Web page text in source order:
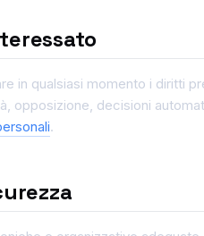
in qualsiasi momento i diritti
opposizione, decisioni
.